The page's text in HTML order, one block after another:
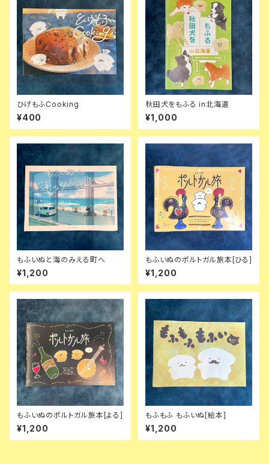
ひげもふCooking
¥400
秋田犬をもふる in北海道
¥1,000
もふいぬと海のみえる町へ
¥1,200
もふいぬのポルトガル旅本[ひる]
¥1,200
もふいぬのポルトガル旅本[よる]
¥1,200
もふもふ もふいぬ[絵本]
¥1,200